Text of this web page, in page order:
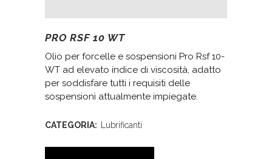
PRO RSF 10 WT
Olio per forcelle e sospensioni Pro Rsf 10-
WT ad elevato indice di viscosità, adatto
per soddisfare tutti i requisiti delle
sospensioni attualmente impiegate.
CATEGORIA: Lubrificanti